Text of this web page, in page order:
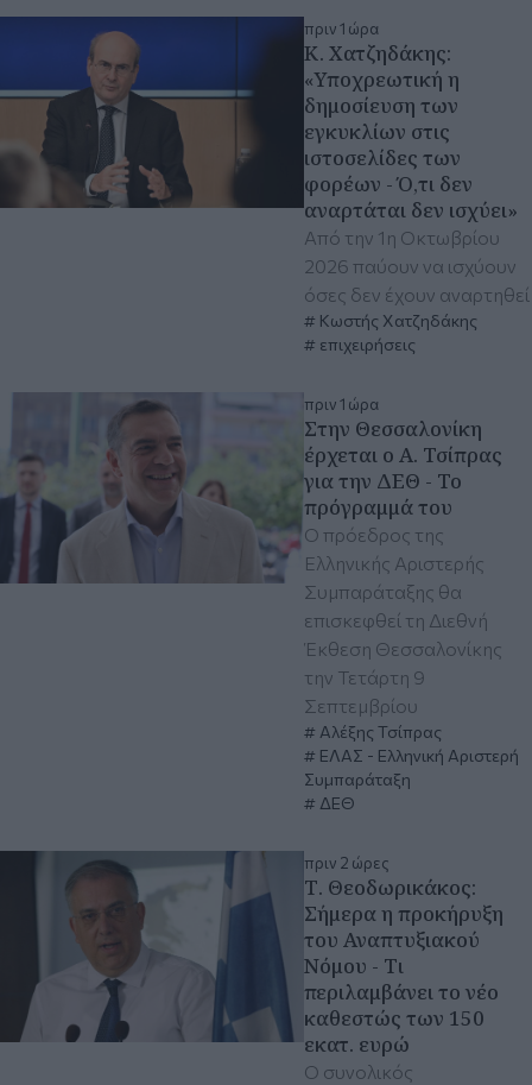
πριν 1 ώρα
Κ. Χατζηδάκης:
«Υποχρεωτική η
δημοσίευση των
εγκυκλίων στις
ιστοσελίδες των
φορέων - Ό,τι δεν
αναρτάται δεν ισχύει»
Από την 1η Οκτωβρίου
2026 παύουν να ισχύουν
όσες δεν έχουν αναρτηθεί
Κωστής Χατζηδάκης
επιχειρήσεις
πριν 1 ώρα
Στην Θεσσαλονίκη
έρχεται ο Α. Τσίπρας
για την ΔΕΘ - Το
πρόγραμμά του
Ο πρόεδρος της
Ελληνικής Αριστερής
Συμπαράταξης θα
επισκεφθεί τη Διεθνή
Έκθεση Θεσσαλονίκης
την Τετάρτη 9
Σεπτεμβρίου
Αλέξης Τσίπρας
ΕΛΑΣ - Ελληνική Αριστερή
Συμπαράταξη
ΔΕΘ
πριν 2 ώρες
Τ. Θεοδωρικάκος:
Σήμερα η προκήρυξη
του Αναπτυξιακού
Νόμου - Τι
περιλαμβάνει το νέο
καθεστώς των 150
εκατ. ευρώ
Ο συνολικός